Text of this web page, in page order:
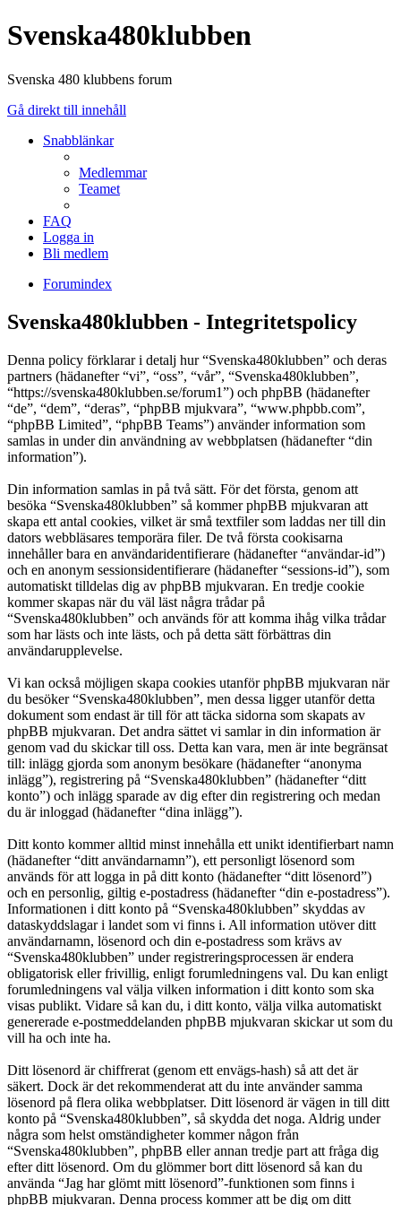
Svenska480klubben
Svenska 480 klubbens forum
Gå direkt till innehåll
Snabblänkar
Medlemmar
Teamet
FAQ
Logga in
Bli medlem
Forumindex
Svenska480klubben - Integritetspolicy
Denna policy förklarar i detalj hur “Svenska480klubben” och deras
partners (hädanefter “vi”, “oss”, “vår”, “Svenska480klubben”,
“https://svenska480klubben.se/forum1”) och phpBB (hädanefter
“de”, “dem”, “deras”, “phpBB mjukvara”, “www.phpbb.com”,
“phpBB Limited”, “phpBB Teams”) använder information som
samlas in under din användning av webbplatsen (hädanefter “din
information”).
Din information samlas in på två sätt. För det första, genom att
besöka “Svenska480klubben” så kommer phpBB mjukvaran att
skapa ett antal cookies, vilket är små textfiler som laddas ner till din
dators webbläsares temporära filer. De två första cookisarna
innehåller bara en användaridentifierare (hädanefter “användar-id”)
och en anonym sessionsidentifierare (hädanefter “sessions-id”), som
automatiskt tilldelas dig av phpBB mjukvaran. En tredje cookie
kommer skapas när du väl läst några trådar på
“Svenska480klubben” och används för att komma ihåg vilka trådar
som har lästs och inte lästs, och på detta sätt förbättras din
användarupplevelse.
Vi kan också möjligen skapa cookies utanför phpBB mjukvaran när
du besöker “Svenska480klubben”, men dessa ligger utanför detta
dokument som endast är till för att täcka sidorna som skapats av
phpBB mjukvaran. Det andra sättet vi samlar in din information är
genom vad du skickar till oss. Detta kan vara, men är inte begränsat
till: inlägg gjorda som anonym besökare (hädanefter “anonyma
inlägg”), registrering på “Svenska480klubben” (hädanefter “ditt
konto”) och inlägg sparade av dig efter din registrering och medan
du är inloggad (hädanefter “dina inlägg”).
Ditt konto kommer alltid minst innehålla ett unikt identifierbart namn
(hädanefter “ditt användarnamn”), ett personligt lösenord som
används för att logga in på ditt konto (hädanefter “ditt lösenord”)
och en personlig, giltig e-postadress (hädanefter “din e-postadress”).
Informationen i ditt konto på “Svenska480klubben” skyddas av
dataskyddslagar i landet som vi finns i. All information utöver ditt
användarnamn, lösenord och din e-postadress som krävs av
“Svenska480klubben” under registreringsprocessen är endera
obligatorisk eller frivillig, enligt forumledningens val. Du kan enligt
forumledningens val välja vilken information i ditt konto som ska
visas publikt. Vidare så kan du, i ditt konto, välja vilka automatiskt
genererade e-postmeddelanden phpBB mjukvaran skickar ut som du
vill ha och inte ha.
Ditt lösenord är chiffrerat (genom ett envägs-hash) så att det är
säkert. Dock är det rekommenderat att du inte använder samma
lösenord på flera olika webbplatser. Ditt lösenord är vägen in till ditt
konto på “Svenska480klubben”, så skydda det noga. Aldrig under
några som helst omständigheter kommer någon från
“Svenska480klubben”, phpBB eller annan tredje part att fråga dig
efter ditt lösenord. Om du glömmer bort ditt lösenord så kan du
använda “Jag har glömt mitt lösenord”-funktionen som finns i
phpBB mjukvaran. Denna process kommer att be dig om ditt